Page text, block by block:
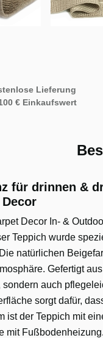
Lieferung
€ Einkaufswert
für drinnen &
Decor In- &
Teppich wurde
natürlichen
Gefertigt
auch
sorgt dafür,
ist der Teppich mit
mit